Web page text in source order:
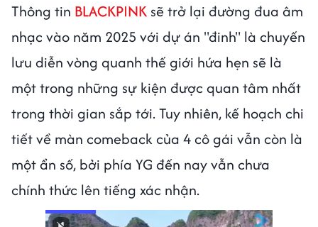
Thông tin BLACKPINK sẽ trở lại đường đua âm
nhạc vào năm 2025 với dự án "đinh" là chuyến
lưu diễn vòng quanh thế giới hứa hẹn sẽ là
một trong những sự kiện được quan tâm nhất
trong thời gian sắp tới. Tuy nhiên, kế hoạch chi
tiết về màn comeback của 4 cô gái vẫn còn là
một ẩn số, bởi phía YG đến nay vẫn chưa
chính thức lên tiếng xác nhận.